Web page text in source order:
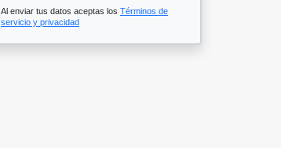
Al enviar tus datos aceptas los Términos de
servicio y privacidad